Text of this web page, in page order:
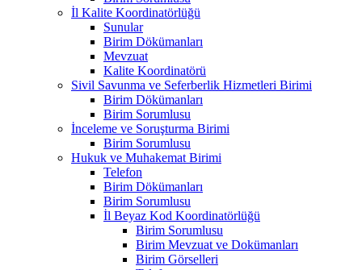
İl Kalite Koordinatörlüğü
Sunular
Birim Dökümanları
Mevzuat
Kalite Koordinatörü
Sivil Savunma ve Seferberlik Hizmetleri Birimi
Birim Dökümanları
Birim Sorumlusu
İnceleme ve Soruşturma Birimi
Birim Sorumlusu
Hukuk ve Muhakemat Birimi
Telefon
Birim Dökümanları
Birim Sorumlusu
İl Beyaz Kod Koordinatörlüğü
Birim Sorumlusu
Birim Mevzuat ve Dokümanları
Birim Görselleri